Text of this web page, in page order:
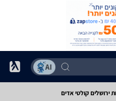
‏ירושלים ‏קולטי אדים